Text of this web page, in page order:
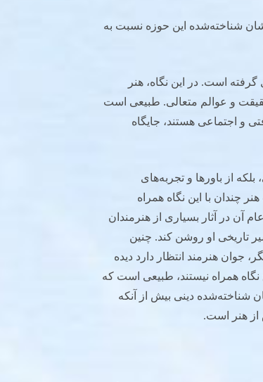
شناخته‌شده این حوزه نسبت به
است. در این نگاه، هنر
و عوالم متعالی. طبیعی است
و اجتماعی هستند، جایگاه
از باورها و تجربه‌های
چندان با این نگاه همراه
آن در آثار بسیاری از هنرمندان
تاریخی او روشن کند. چنین
جوان هنرمند انتظار دارد دیده
همراه نیستند، طبیعی است که
شناخته‌شده دینی بیش از آنکه
هنر است.